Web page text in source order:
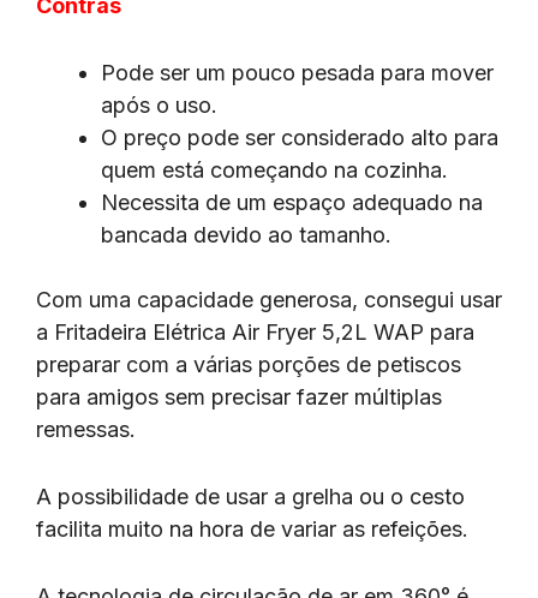
Contras
Pode ser um pouco pesada para mover
após o uso.
O preço pode ser considerado alto para
quem está começando na cozinha.
Necessita de um espaço adequado na
bancada devido ao tamanho.
Com uma capacidade generosa, consegui usar
a Fritadeira Elétrica Air Fryer 5,2L WAP para
preparar com a várias porções de petiscos
para amigos sem precisar fazer múltiplas
remessas.
A possibilidade de usar a grelha ou o cesto
facilita muito na hora de variar as refeições.